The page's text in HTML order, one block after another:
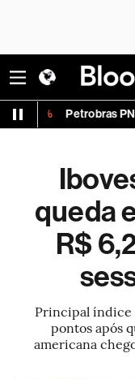
Petrobras PN 42.13
queda
R$
Principal índice
pontos após
americana